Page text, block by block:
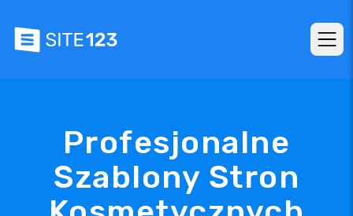
Profesjonalne
Szablony Stron